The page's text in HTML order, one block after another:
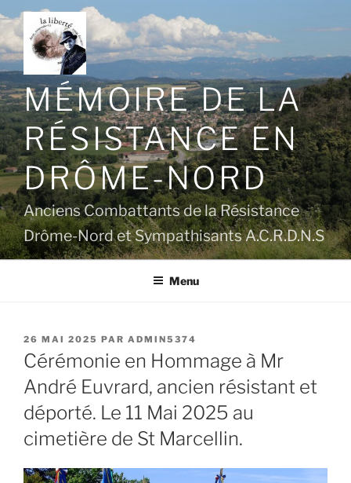
Aller
contenu
principal
MÉMOIRE DE LA
RÉSISTANCE EN
DRÔME-NORD
Anciens Combattants de la Résistance
Drôme-Nord et Sympathisants A.C.R.D.N.S
Menu
PUBLIÉ
LE
26 MAI 2025 PAR ADMIN5374
Cérémonie en Hommage à Mr
André Euvrard, ancien résistant et
déporté. Le 11 Mai 2025 au
cimetière de St Marcellin.